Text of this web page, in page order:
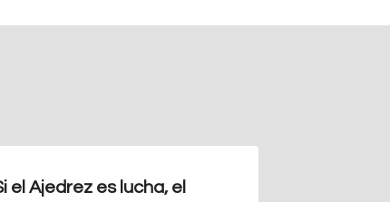
el Ajedrez es lucha, el